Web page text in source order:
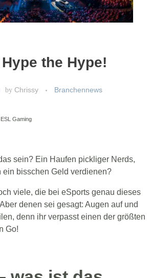
the Hype!
by Chrissy Branchennews
Gaming
sein? Ein Haufen pickliger Nerds,
bisschen Geld verdienen?
viele, die bei eSports genau dieses
denen sei gesagt: Augen auf und
denn ihr verpasst einen der größten
Go!